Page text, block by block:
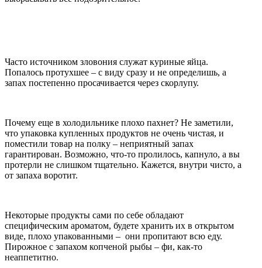
Часто источником зловония служат куриные яйца.
Попалось протухшее – с виду сразу и не определишь, а
запах постепенно просачивается через скорлупу.
Почему еще в холодильнике плохо пахнет? Не заметили,
что упаковка купленных продуктов не очень чистая, и
поместили товар на полку – неприятный запах
гарантирован. Возможно, что-то пролилось, капнуло, а вы
протерли не слишком тщательно. Кажется, внутри чисто, а
от запаха воротит.
Некоторые продукты сами по себе обладают
специфическим ароматом, будете хранить их в открытом
виде, плохо упакованными – они пропитают всю еду.
Пирожное с запахом копченой рыбы – фи, как-то
неаппетитно.